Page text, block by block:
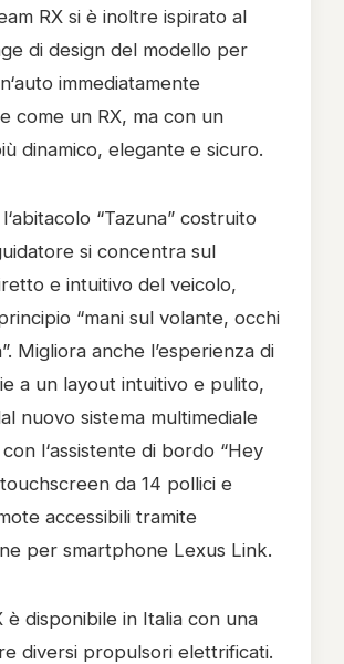
RX si è inoltre ispirato al
di design del modello per
immediatamente
come un RX, ma con un
dinamico, elegante e sicuro.
“Tazuna” costruito
si concentra sul
e intuitivo del veicolo,
“mani sul volante, occhi
Migliora anche l’esperienza di
a un layout intuitivo e pulito,
nuovo sistema multimediale
l‘assistente di bordo “Hey
da 14 pollici e
accessibili tramite
per smartphone Lexus Link.
è disponibile in Italia con una
diversi propulsori elettrificati.